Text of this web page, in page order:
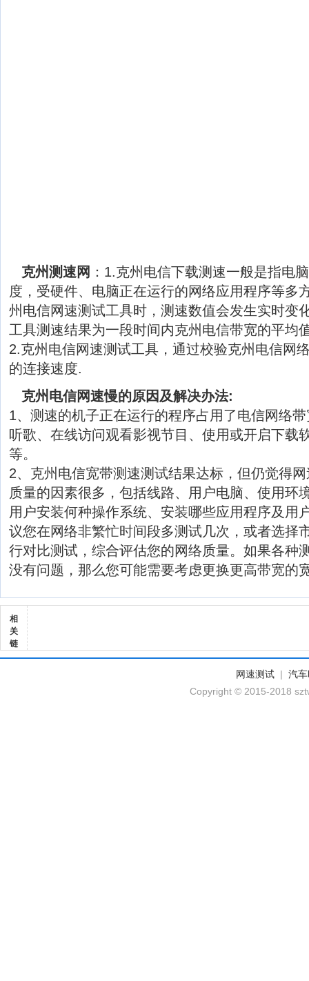
克州测速网 ：1.克州电信下载测速一般是指电
度，受硬件、电脑正在运行的网络应用程序等多
州电信网速测试工具时，测速数值会发生实时变
工具测速结果为一段时间内克州电信带宽的平均
2.克州电信网速测试工具，通过校验克州电信网
的连接速度.
克州电信网速慢的原因及解决办法:
1、测速的机子正在运行的程序占用了电信网络
听歌、在线访问观看影视节目、使用或开启下载
等。
2、克州电信宽带测速测试结果达标，但仍觉得
质量的因素很多，包括线路、用户电脑、使用环
用户安装何种操作系统、安装哪些应用程序及用
议您在网络非繁忙时间段多测试几次，或者选择
行对比测试，综合评估您的网络质量。如果各种
没有问题，那么您可能需要考虑更换更高带宽的
相
关
链
网速测试 | 汽
Copyright © 2015-2018